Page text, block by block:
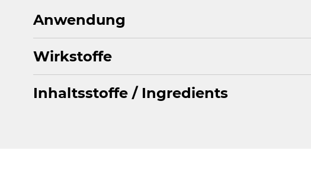
Anwendung
Täglich 2 Minuten auf der Kopfhaut lassen – vom Auftragen bis
Wirkstoffe
Coffein
Inhaltsstoffe / Ingredients